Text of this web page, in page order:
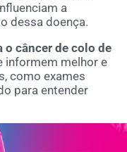
a
dessa doença.
o câncer de colo de
informem melhor e
como exames
para entender